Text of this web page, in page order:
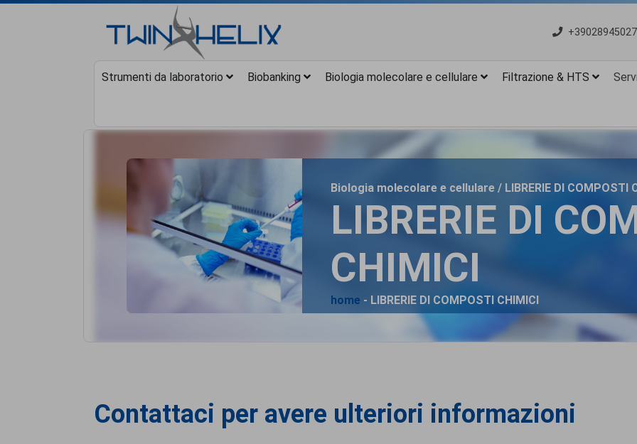
Strumenti da laboratorio Biobanking Biologia molecolare e cellulare Filtrazione & HTS
Biologia molecolare e cellulare / LIBRERIE DI COMPOSTI
LIBRERIE DI
CHIMICI
home - LIBRERIE DI COMPOSTI CHIMICI
Contattaci per avere ulteriori informazioni